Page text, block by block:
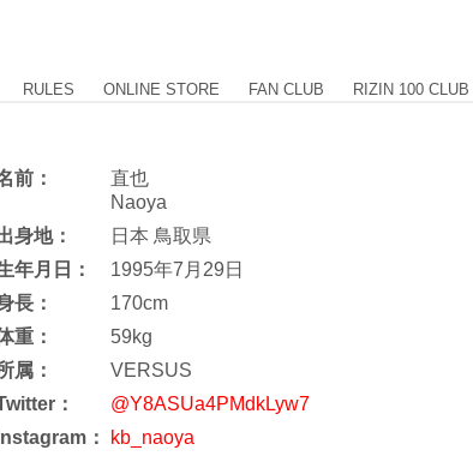
RULES ONLINE STORE FAN CLUB RIZIN 100 CLUB
前：
直也
Naoya
身地：
日本 鳥取県
年月日：
1995年7月29日
長：
170cm
重：
59kg
属：
VERSUS
：
@Y8ASUa4PMdkLyw7
Instagram：
kb_naoya